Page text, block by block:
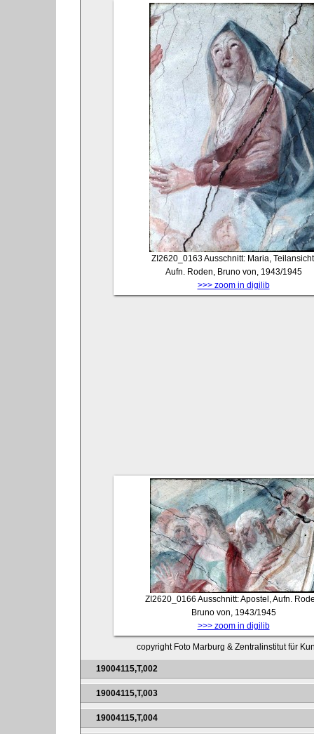
ZI2620_0163Ausschnitt: Maria,
Aufn. Roden, Bruno von, 1943/1945
>>> zoom in digilib
ZI2620_0166 Ausschnitt: Apostel, Aufn.
Bruno von, 1943/1945
>>> zoom in digilib
copyright Foto Marburg & Zentralinstitut für
19004115,T,002
19004115,T,003
19004115,T,004